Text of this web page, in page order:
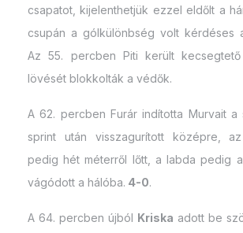
csapatot, kijelenthetjük ezzel eldőlt a
csupán a gólkülönbség volt kérdéses
Az 55. percben Piti került
lövését blokkolták a védők.
A 62. percben Furár indította Murvait
sprint után visszagurított középre,
pedig hét méterről lőtt, a labda pedig
vágódott a hálóba. 4-0.
A 64. percben újból Kriska adott be